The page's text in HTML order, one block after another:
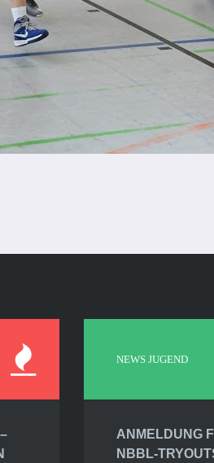
NEWS JUGEND
ANMELDUNG
NBBL-